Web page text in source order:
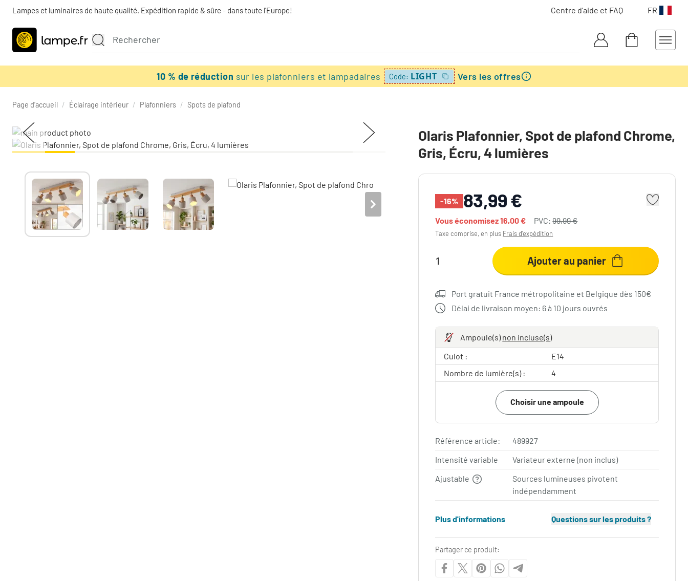
Lampes et luminaires de haute qualité. Expédition rapide & sûre - dans toute l'Europe! Centre d'aide et FAQ FR
10 % de réduction sur les plafonniers et lampadaires Code: LIGHT Vers les offres
Page d’accueil / Éclairage intérieur / Plafonniers / Spots de plafond
Olaris Plafonnier, Spot de plafond Chrome,
Gris, Écru, 4 lumières
-16% 83,99 €
Vous économisez16,00 € PVC:99,99 €
Taxe comprise, en plus Frais d'expédition
Ajouter au panier
Port gratuit France métropolitaine et Belgique dès 150€
Délai de livraison moyen: 6 à 10 jours ouvrés
Ampoule(s)non incluse(s)
Culot :
E14
Nombre de lumière(s) :
4
Choisir une ampoule
Référence article:
489927
Intensité variable
Variateur externe (non inclus)
Ajustable
Sources lumineuses pivotent
indépendamment
Plus d'informations Questions sur les produits ?
Partager ce produit: